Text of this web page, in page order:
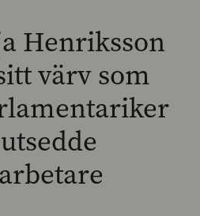
Henriksson
värv som